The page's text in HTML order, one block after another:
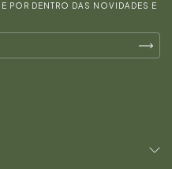
POR DENTRO DAS NOVIDADES E